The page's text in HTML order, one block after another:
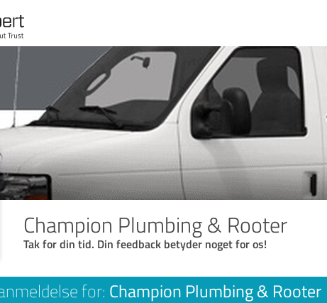
Champion Plumbing & Rooter
Tak for din tid. Din feedback betyder noget for os!
for: Champion Plumbing & Rooter